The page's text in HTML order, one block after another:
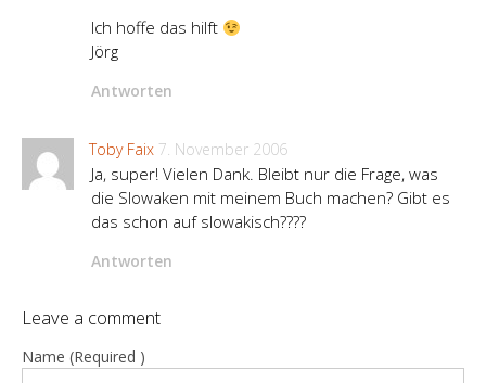
Ich hoffe das hilft
Jörg
Antworten
Toby Faix 7. November 2006
Ja, super! Vielen Dank. Bleibt nur die Frage, was
die Slowaken mit meinem Buch machen? Gibt es
das schon auf slowakisch????
Antworten
Leave a comment
Name (Required )